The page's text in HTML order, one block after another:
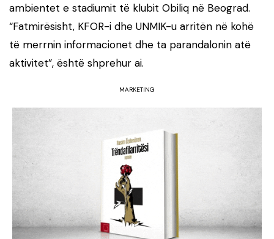
ambientet e stadiumit të klubit Obiliq në Beograd.
“Fatmirësisht, KFOR-i dhe UNMIK-u arritën në kohë
të merrnin informacionet dhe ta parandalonin atë
aktivitet”, është shprehur ai.
MARKETING